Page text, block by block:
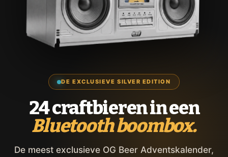
DE EXCLUSIEVE SILVER EDITION
24 craftbieren in een
Bluetooth boombox.
De meest exclusieve OG Beer Adventskalender,